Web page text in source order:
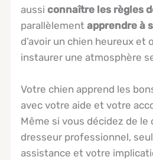
aussiconnaître les règles
parallèlementapprendre à
d’avoir un chien heureux et
instaurer une atmosphère
Votre chien apprend les
avec votre aide et votre
Même si vous décidez de le
dresseur professionnel,
assistance et votre